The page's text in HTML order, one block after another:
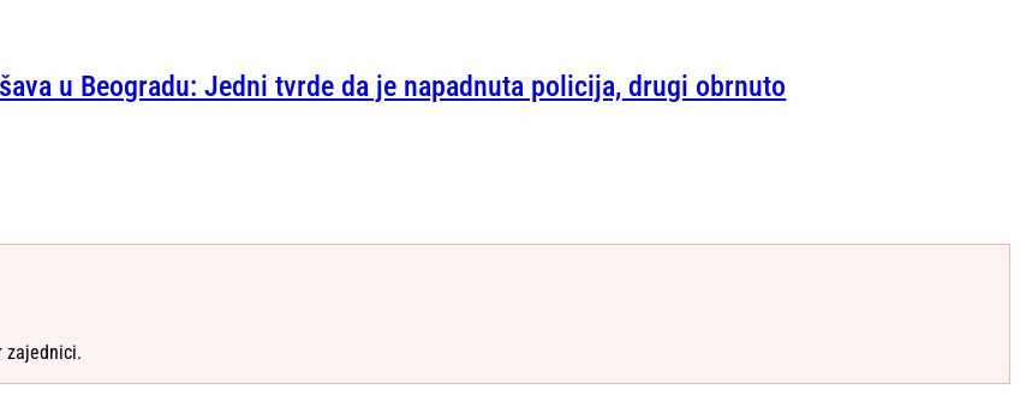
u Beogradu: Jedni tvrde da je napadnuta policija, drugi obrnuto
zajednici.